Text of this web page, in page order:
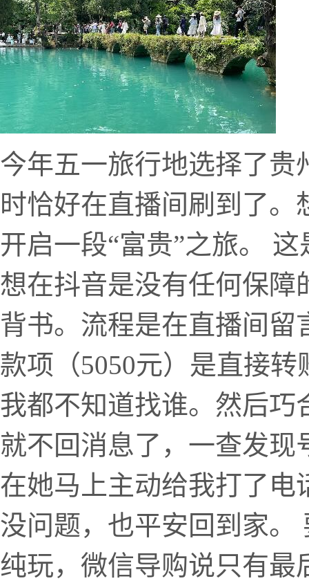
今年五一旅行地选择了贵
时恰好在直播间刷到了
开启一段“富贵”之旅。
想在抖音是没有任何保障
背书。流程是在直播间
款项（5050元）是直接
我都不知道找谁。然后巧
就不回消息了，一查发
在她马上主动给我打了电
没问题，也平安回到家。
纯玩，微信导购说只有最